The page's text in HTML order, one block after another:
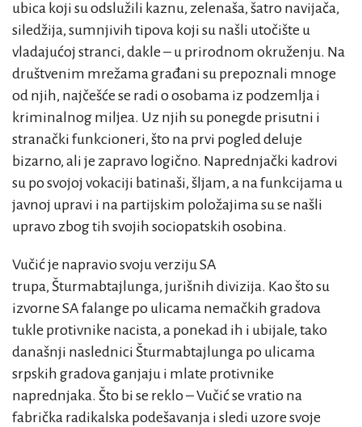
ubica koji su odslužili kaznu, zelenaša, šatro navijača,
siledžija, sumnjivih tipova koji su našli utočište u
vladajućoj stranci, dakle – u prirodnom okruženju. Na
društvenim mrežama građani su prepoznali mnoge
od njih, najčešće se radi o osobama iz podzemlja i
kriminalnog miljea. Uz njih su ponegde prisutni i
stranački funkcioneri, što na prvi pogled deluje
bizarno, ali je zapravo logično. Naprednjački kadrovi
su po svojoj vokaciji batinaši, šljam, a na funkcijama u
javnoj upravi i na partijskim položajima su se našli
upravo zbog tih svojih sociopatskih osobina.
Vučić je napravio svoju verziju SA
trupa, Šturmabtajlunga, jurišnih divizija. Kao što su
izvorne SA falange po ulicama nemačkih gradova
tukle protivnike nacista, a ponekad ih i ubijale, tako
današnji naslednici Šturmabtajlunga po ulicama
srpskih gradova ganjaju i mlate protivnike
naprednjaka. Što bi se reklo – Vučić se vratio na
fabrička radikalska podešavanja i sledi uzore svoje